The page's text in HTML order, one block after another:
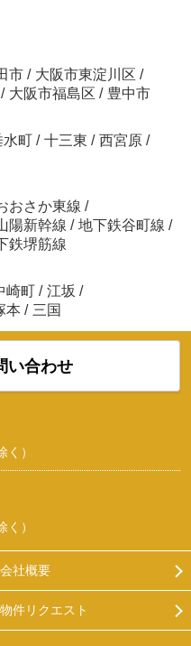
市 / 大阪市東淀川区 /
/ 大阪市福島区 / 豊中市
水町 / 十三東 / 西宮原 /
おさか東線 /
陽新幹線 / 地下鉄谷町線 /
鉄堺筋線
崎町 / 江坂 /
本 / 三国
い合わせ
）
）
会社概要
物件リクエスト